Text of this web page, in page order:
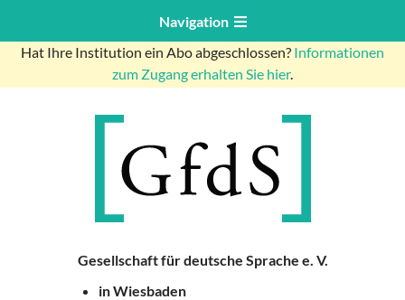
Navigation
Hat Ihre Institution ein Abo abgeschlossen? Informationen
zum Zugang erhalten Sie hier.
Gesellschaft für deutsche Sprache e. V.
in Wiesbaden